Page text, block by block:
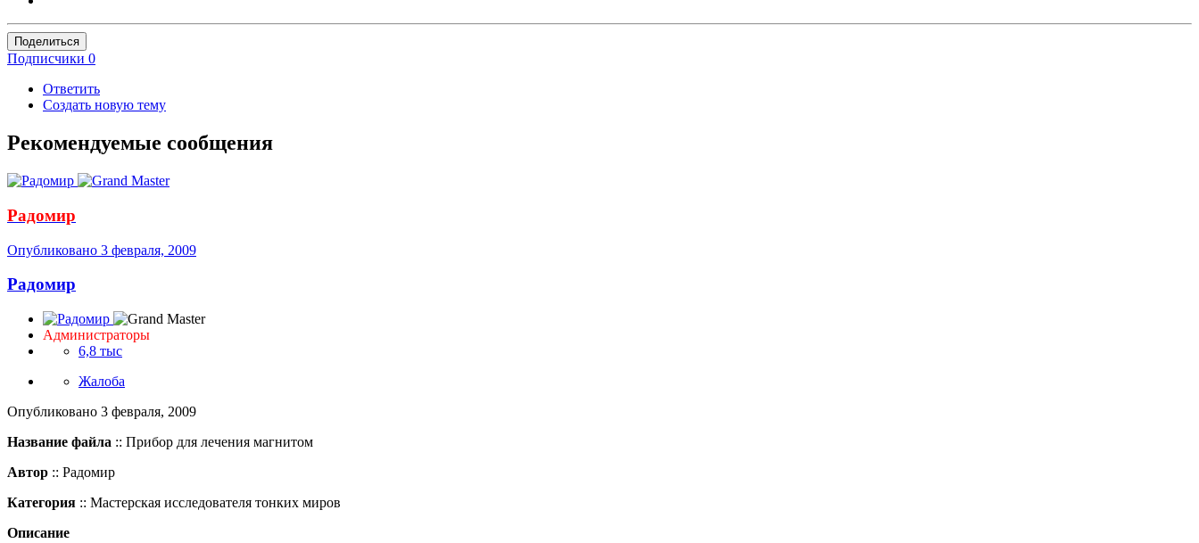
Поделиться
Подписчики 0
Ответить
Создать новую тему
Рекомендуемые сообщения
Радомир
Опубликовано 3 февраля, 2009
Радомир
Администраторы
6,8 тыс
Жалоба
Опубликовано 3 февраля, 2009
Название файла :: Прибор для лечения магнитом
Автор :: Радомир
Категория :: Мастерская исследователя тонких миров
Описание